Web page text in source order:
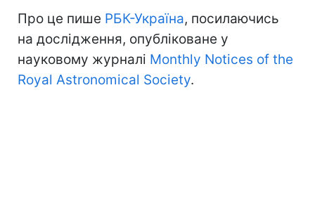
Про це пише РБК-Україна, посилаючись
на дослідження, опубліковане у
науковому журналі Monthly Notices of the
Royal Astronomical Society.